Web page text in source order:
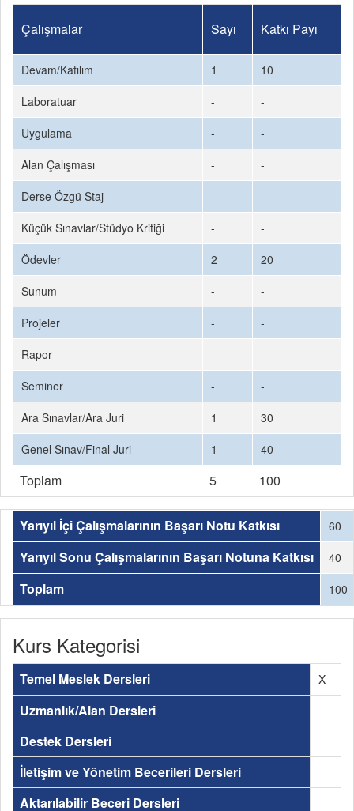
Çalışmalar Sayı Katkı Payı
Devam/Katılım 1
10
Laboratuar
-
-
Uygulama
-
-
Alan Çalışması
-
-
Derse Özgü Staj
-
-
Küçük Sınavlar/Stüdyo Kritiği
-
-
Ödevler
2
20
Sunum
-
-
Projeler
-
-
Rapor
-
-
Seminer
-
-
Ara Sınavlar/Ara Juri
1
30
Genel Sınav/Final Juri
1 40
Toplam 5 100
Yarıyıl İçi Çalışmalarının Başarı Notu Katkısı 60
Yarıyıl Sonu Çalışmalarının Başarı Notuna Katkısı 40
Toplam 100
Kurs Kategorisi
Temel Meslek Dersleri X
Uzmanlık/Alan Dersleri
Destek Dersleri
İletişim ve Yönetim Becerileri Dersleri
Aktarılabilir Beceri Dersleri